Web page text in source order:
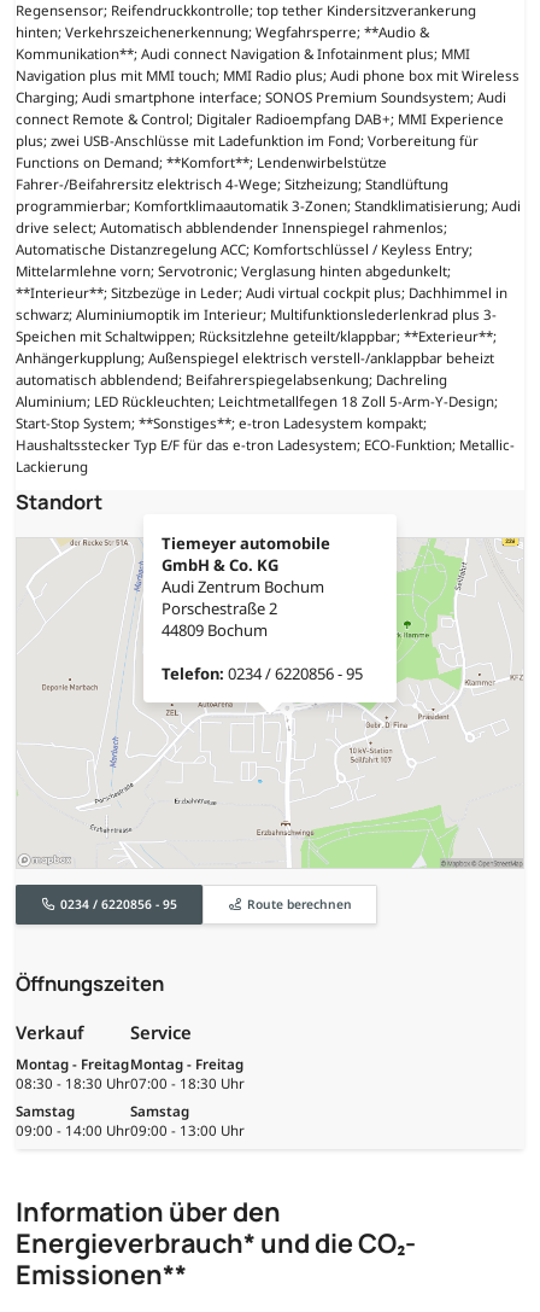
Regensensor; Reifendruckkontrolle; top tether Kindersitzverankerung
hinten; Verkehrszeichenerkennung; Wegfahrsperre; **Audio &
Kommunikation**; Audi connect Navigation & Infotainment plus; MMI
Navigation plus mit MMI touch; MMI Radio plus; Audi phone box mit Wireless
Charging; Audi smartphone interface; SONOS Premium Soundsystem; Audi
connect Remote & Control; Digitaler Radioempfang DAB+; MMI Experience
plus; zwei USB-Anschlüsse mit Ladefunktion im Fond; Vorbereitung für
Functions on Demand; **Komfort**; Lendenwirbelstütze
Fahrer-/Beifahrersitz elektrisch 4-Wege; Sitzheizung; Standlüftung
programmierbar; Komfortklimaautomatik 3-Zonen; Standklimatisierung; Audi
drive select; Automatisch abblendender Innenspiegel rahmenlos;
Automatische Distanzregelung ACC; Komfortschlüssel / Keyless Entry;
Mittelarmlehne vorn; Servotronic; Verglasung hinten abgedunkelt;
**Interieur**; Sitzbezüge in Leder; Audi virtual cockpit plus; Dachhimmel in
schwarz; Aluminiumoptik im Interieur; Multifunktionslederlenkrad plus 3-
Speichen mit Schaltwippen; Rücksitzlehne geteilt/klappbar; **Exterieur**;
Anhängerkupplung; Außenspiegel elektrisch verstell-/anklappbar beheizt
automatisch abblendend; Beifahrerspiegelabsenkung; Dachreling
Aluminium; LED Rückleuchten; Leichtmetallfegen 18 Zoll 5-Arm-Y-Design;
Start-Stop System; **Sonstiges**; e-tron Ladesystem kompakt;
Haushaltsstecker Typ E/F für das e-tron Ladesystem; ECO-Funktion; Metallic-
Lackierung
Standort
Tiemeyer automobile
GmbH & Co. KG
Audi Zentrum Bochum
Porschestraße 2
44809 Bochum
Telefon: 0234 / 6220856 - 95
0234 / 6220856 - 95 Route berechnen
Öffnungszeiten
Verkauf
Montag - Freitag
08:30 - 18:30 Uhr
Samstag
09:00 - 14:00 Uhr
Service
Montag - Freitag
07:00 - 18:30 Uhr
Samstag
09:00 - 13:00 Uhr
Information über den
Energieverbrauch* und die CO₂-
Emissionen**